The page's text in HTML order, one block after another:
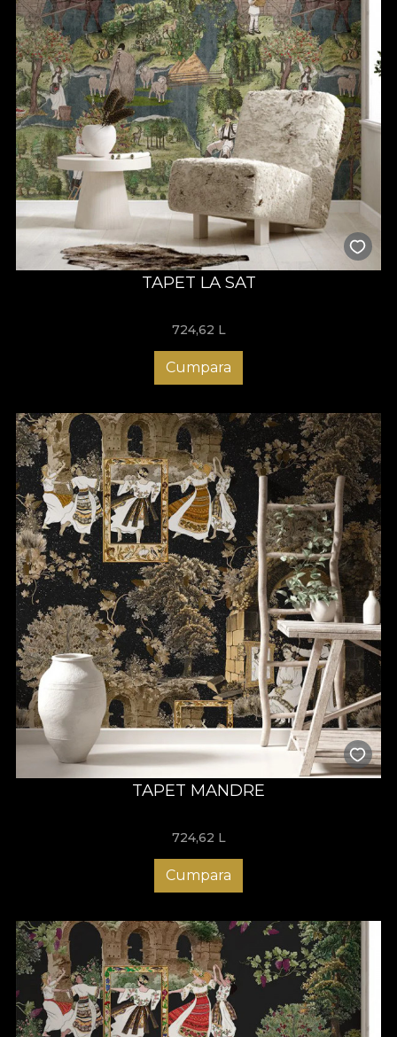
TAPET LA SAT
724,62 L
Cumpara
TAPET MANDRE
724,62 L
Cumpara